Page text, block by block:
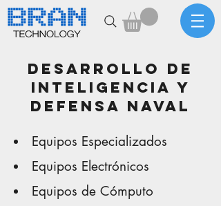
DESARROLLO DE
INTELIGENCIA Y
DEFENSA NAVAL
Equipos Especializados
Equipos Electrónicos
Equipos de Cómputo